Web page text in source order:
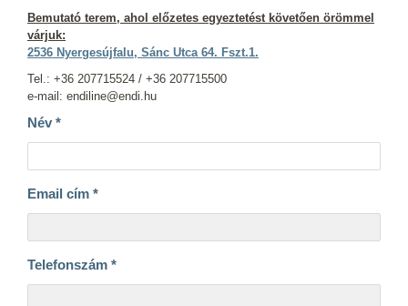
Bemutató terem, ahol előzetes egyeztetést követően örömmel
várjuk:
2536 Nyergesújfalu, Sánc Utca 64. Fszt.1.
Tel.: +36 207715524 / +36 207715500
e-mail: endiline@endi.hu
Név *
Email cím *
Telefonszám *